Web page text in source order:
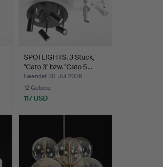
SPOTLIGHTS, 3 Stück,
"Cato 3" bzw. "Cato 5…
Beendet 30. Jul 2026
12 Gebote
117 USD